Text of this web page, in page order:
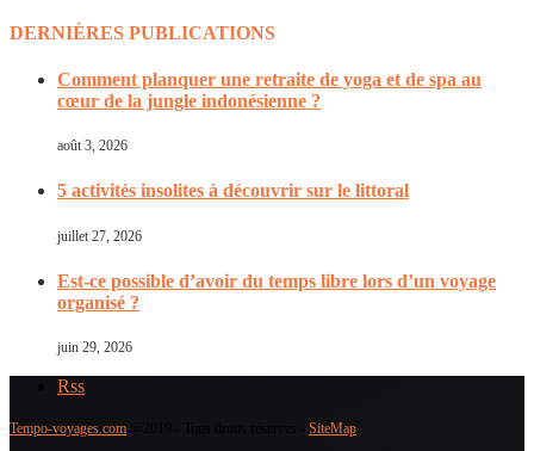
DERNIÈRES PUBLICATIONS
Comment planquer une retraite de yoga et de spa au
cœur de la jungle indonésienne ?
août 3, 2026
5 activités insolites à découvrir sur le littoral
juillet 27, 2026
Est-ce possible d’avoir du temps libre lors d’un voyage
organisé ?
juin 29, 2026
Rss
Tempo-voyages.com SiteMap